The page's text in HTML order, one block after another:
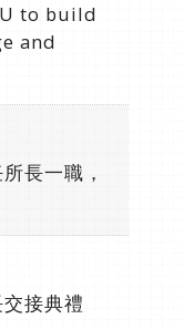
to build
and
長一職，
接典禮